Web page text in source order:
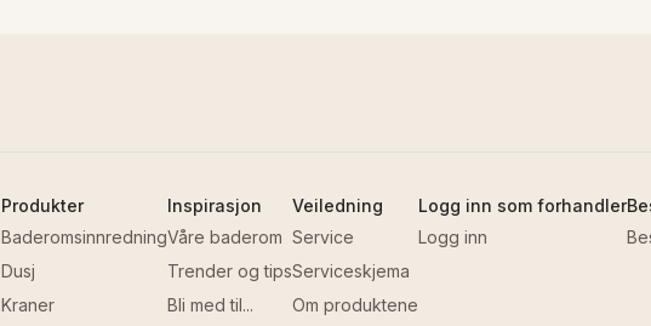
Produkter
Baderomsinnredning
Dusj
Kraner
Inspirasjon
Våre baderom
Trender og tips
Bli med til...
Veiledning
Service
Serviceskjema
Om produktene
Logg inn som forhandler
Logg inn